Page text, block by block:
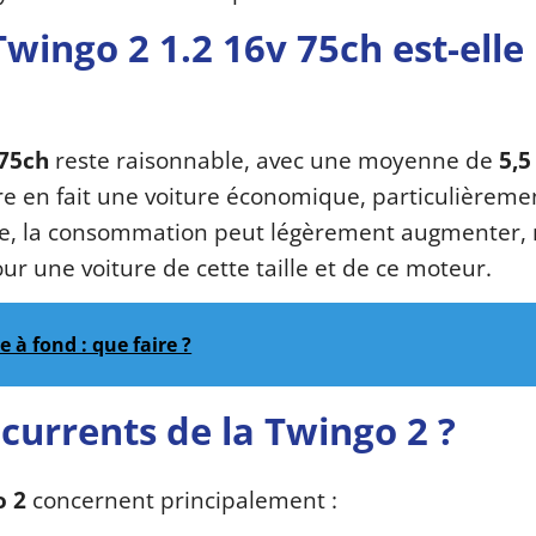
2 1.2 16v 75ch est-elle
reste raisonnable, avec une moyenne de
en fait une voiture économique,
la consommation peut légèrement augmenter,
une voiture de cette taille et de ce moteur.
à fond : que faire ?
de la Twingo 2 ?
2 concernent principalement :